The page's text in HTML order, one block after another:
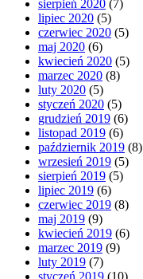
sierpień 2020 (7)
lipiec 2020 (5)
czerwiec 2020 (5)
maj 2020 (6)
kwiecień 2020 (5)
marzec 2020 (8)
luty 2020 (5)
styczeń 2020 (5)
grudzień 2019 (6)
listopad 2019 (6)
październik 2019 (8)
wrzesień 2019 (5)
sierpień 2019 (5)
lipiec 2019 (6)
czerwiec 2019 (8)
maj 2019 (9)
kwiecień 2019 (6)
marzec 2019 (9)
luty 2019 (7)
styczeń 2019 (10)